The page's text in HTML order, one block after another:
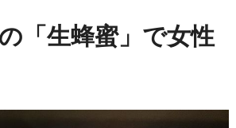
「生蜂蜜」で女性